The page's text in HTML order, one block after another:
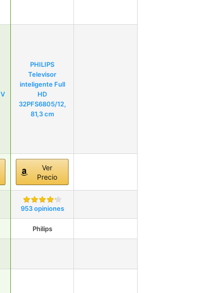
PHILIPS
Televisor
inteligente Full
HD
32PFS6805/12,
81,3 cm
Ver
Precio
953 opiniones
Philips